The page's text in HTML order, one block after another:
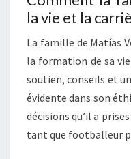
la vie et la
La famille de Matías
la formation de sa
soutien, conseils et
évidente dans son
décisions qu’il a
tant que footballeur